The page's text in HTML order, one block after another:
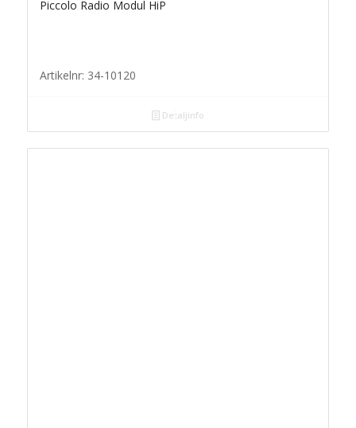
Piccolo Radio Modul HiP
Artikelnr: 34-10120
Detaljinfo